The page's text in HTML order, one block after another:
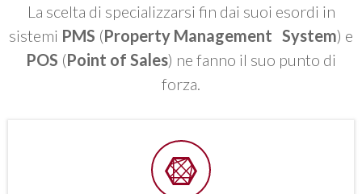
La scelta di specializzarsi fin dai suoi esordi in
sistemi PMS (Property Management System) e
POS (Point of Sales) ne fanno il suo punto di
forza.